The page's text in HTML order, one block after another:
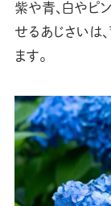
紫や青、白やピ
せるあじさいは
ます。